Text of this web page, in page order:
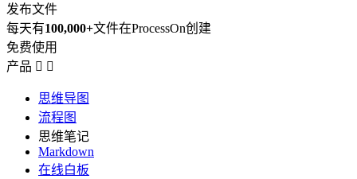
发布文件
每天有100,000+文件在ProcessOn创建
免费使用
产品  
思维导图
流程图
思维笔记
Markdown
在线白板